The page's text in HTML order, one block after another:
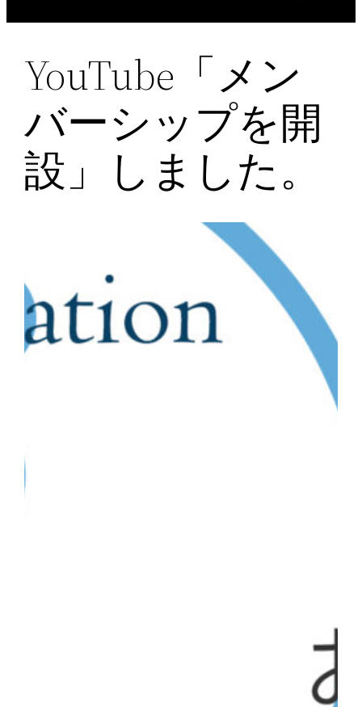
YouTube「メン
バーシップを開
設」しました。